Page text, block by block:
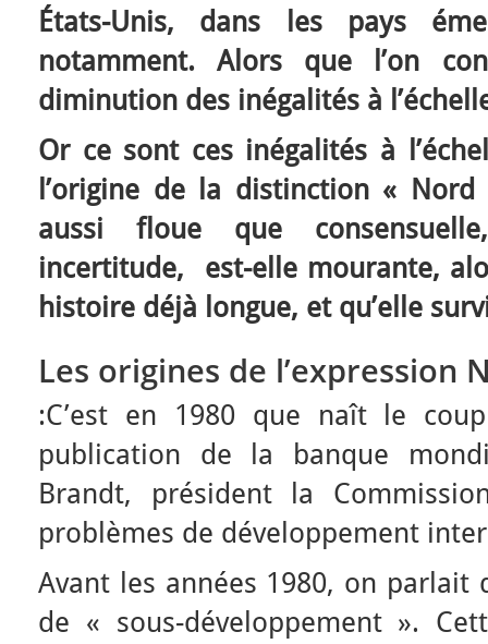
États-Unis, dans les pays
notamment. Alors que l’on
diminution des inégalités à
Or ce sont ces inégalités à
l’origine de la distinction «
aussi floue que
incertitude, est-elle mourante,
histoire déjà longue, et qu’elle
Les origines de l’expression
:C’est en 1980 que naît le
publication de la banque
Brandt, président la
problèmes de développement
Avant les années 1980, on parlait
de « sous-développement ».